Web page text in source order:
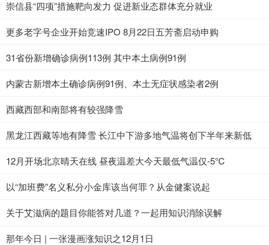
崇信县“四项”措施靶向发力 促进新业态群体充分就业
更多老字号企业开始竞速IPO 8月22日五芳斋启动申购
31省份新增确诊病例113例 其中本土病例91例
内蒙古新增本土确诊病例91例、本土无症状感染者2例
西藏西部和南部将有较强降雪
黑龙江西藏等地有降雪 长江中下游多地气温将创下半年来新低
12月开场北京晴天在线 昼夜温差大今天最低气温仅-5℃
以“加班费”名义私分小金库该当何罪？从金健案说起
关于艾滋病的题目你能答对几道？一起用知识消除误解
那年今日 | 一张漫画涨知识之12月1日